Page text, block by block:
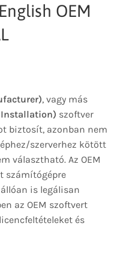
OEM
, vagy más
Installation) szoftver
biztosít, azonban nem
szerverhez kötött
választható. Az OEM
számítógépre
is legálisan
az OEM szoftvert
és